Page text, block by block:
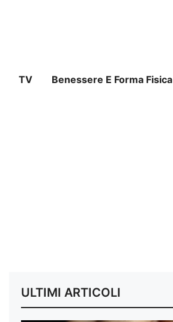
TV Benessere E Forma Fisica
ULTIMI ARTICOLI